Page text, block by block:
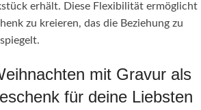
erhält. Diese Flexibilität ermöglicht
zu kreieren, das die Beziehung zu
mit Gravur als
für deine Liebsten